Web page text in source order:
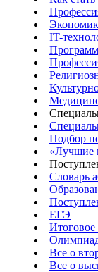
IT-
Подбор
«Лучшие
Словарь
ЕГЭ
Все о
Все о